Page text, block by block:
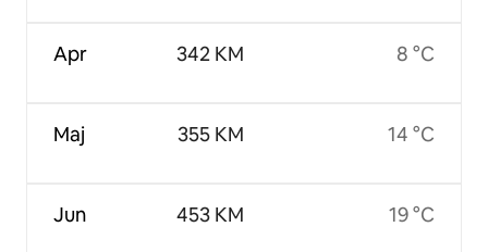
Apr
Maj
Jun
342 KM
355 KM
453 KM
8 °C
14 °C
19 °C